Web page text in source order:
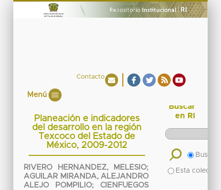
Contacto
Menú
Planeación e indicadores
del desarrollo en la región
Texcoco del Estado de
México, 2009-2012
RIVERO HERNANDEZ, MELESIO;
AGUILAR MIRANDA, ALEJANDRO
ALEJO POMPILIO; CIENFUEGOS
Buscar
en RI
Buscar
Esta